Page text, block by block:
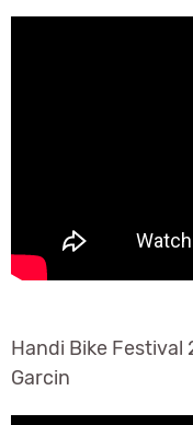
Handi Bike Festival
Garcin